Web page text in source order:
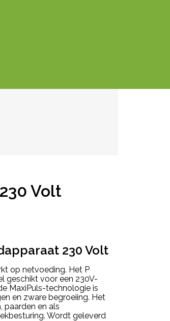
Volt
230 Volt
op netvoeding. Het P
geschikt voor een 230V-
MaxiPuls-technologie is
en zware begroeiing. Het
paarden en als
Wordt geleverd